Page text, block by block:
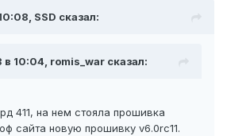
SSD сказал:
в 10:04, romis_war сказал:
411, на нем стояла прошивка
сайта новую прошивку v6.0rc11.